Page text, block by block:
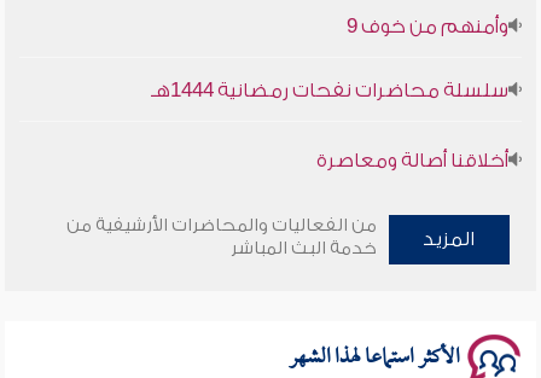
وأمنهم من خوف 9
أخلاقنا أصالة ومعاصرة
سلسلة محاضرات نفحات رمضانية 1444هـ
المزيد
من الفعاليات والمحاضرات الأرشيفية من
خدمة البث المباشر
الأكثر استماعا لهذا الشهر